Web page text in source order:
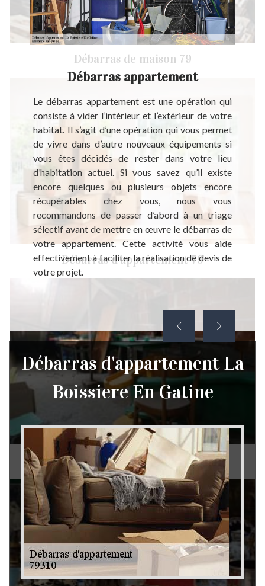
Débarras de maison 79
Débarras d'appartement 79
Débarras de grenier et cave 79
afin
le
à
et
votre
Débarras appartement
Le débarras appartement est une opération qui
consiste à vider l’intérieur et l’extérieur de votre
habitat. Il s’agit d’une opération qui vous permet
de vivre dans d’autre nouveaux équipements si
vous êtes décidés de rester dans votre lieu
d’habitation actuel. Si vous savez qu’il existe
encore quelques ou plusieurs objets encore
récupérables chez vous, nous vous
recommandons de passer d’abord à un triage
sélectif avant de mettre en œuvre le débarras de
votre appartement. Cette activité vous aide
effectivement à faciliter la réalisation de devis de
votre projet.
en
voir
que
Débarras d'appartement La
Boissiere En Gatine